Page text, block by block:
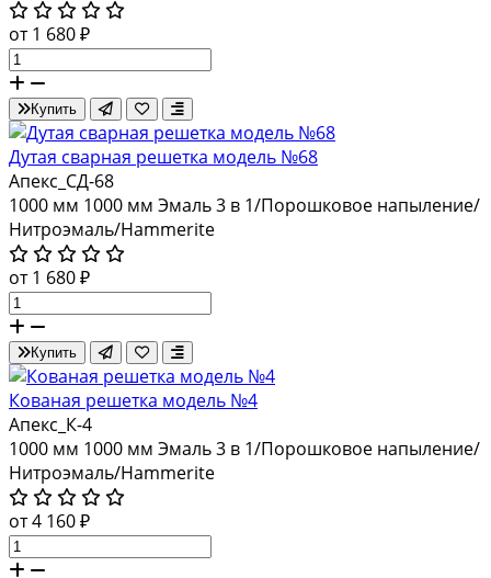
от 1 680 ₽
Купить
Дутая сварная решетка модель №68
Апекс_СД-68
1000 мм 1000 мм Эмаль 3 в 1/Порошковое напыление/
Нитроэмаль/Hammerite
от 1 680 ₽
Купить
Кованая решетка модель №4
Апекс_К-4
1000 мм 1000 мм Эмаль 3 в 1/Порошковое напыление/
Нитроэмаль/Hammerite
от 4 160 ₽